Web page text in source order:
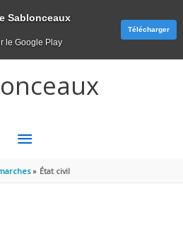
MENU
PRINCIPAL
État civil
Sablonceaux
le Google Play
Télécharger